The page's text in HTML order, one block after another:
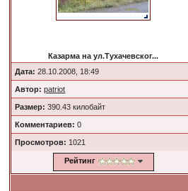
Казарма на ул.Тухачевског...
Дата: 28.10.2008, 18:49
Автор: patriot
Размер: 390.43 килобайт
Комментариев: 0
Просмотров: 1021
Рейтинг